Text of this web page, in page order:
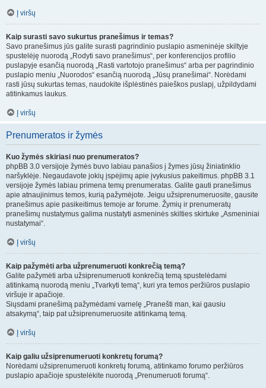
Į viršų
Kaip surasti savo sukurtus pranešimus ir temas?
Savo pranešimus jūs galite surasti pagrindinio puslapio asmeninėje skiltyje
spustelėję nuorodą „Rodyti savo pranešimus“, per konferencijos profilio
puslapyje esančią nuorodą „Rasti vartotojo pranešimus“ arba per pagrindinio
puslapio meniu „Nuorodos“ esančią nuorodą „Jūsų pranešimai“. Norėdami
rasti jūsų sukurtas temas, naudokite išplėstinės paieškos puslapį, užpildydami
atitinkamus laukus.
Į viršų
Prenumeratos ir žymės
Kuo žymės skiriasi nuo prenumeratos?
phpBB 3.0 versijoje žymės buvo labiau panašios į žymes jūsų žiniatinklio
naršyklėje. Negaudavote jokių įspėjimų apie įvykusius pakeitimus. phpBB 3.1
versijoje žymės labiau primena temų prenumeratas. Galite gauti pranešimus
apie atnaujinimus temos, kurią pažymėjote. Jeigu užsiprenumeruosite, gausite
pranešimus apie pasikeitimus temoje ar forume. Žymių ir prenumeratų
pranešimų nustatymus galima nustatyti asmeninės skilties skirtuke „Asmeniniai
nustatymai“.
Į viršų
Kaip pažymėti arba užprenumeruoti konkrečią temą?
Galite pažymėti arba užsiprenumeruoti konkrečią temą spustelėdami
atitinkamą nuorodą meniu „Tvarkyti temą“, kuri yra temos peržiūros puslapio
viršuje ir apačioje.
Siųsdami pranešimą pažymėdami varnelę „Pranešti man, kai gausiu
atsakymą“, taip pat užsiprenumeruosite atitinkamą temą.
Į viršų
Kaip galiu užsiprenumeruoti konkretų forumą?
Norėdami užsiprenumeruoti konkretų forumą, atitinkamo forumo peržiūros
puslapio apačioje spustelėkite nuorodą „Prenumeruoti forumą“.